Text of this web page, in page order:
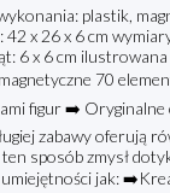
plastik,
x 26 x 6 cm
6 x 6 cm ilustrowana
70
figur ➡️
zabawy oferują
sposób zmysł
umiejętności jak: